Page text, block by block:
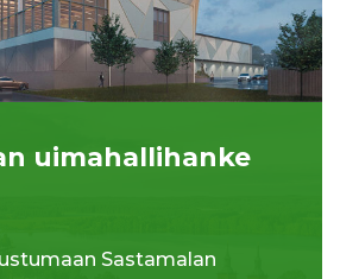
uimahallihanke
Sastamalan